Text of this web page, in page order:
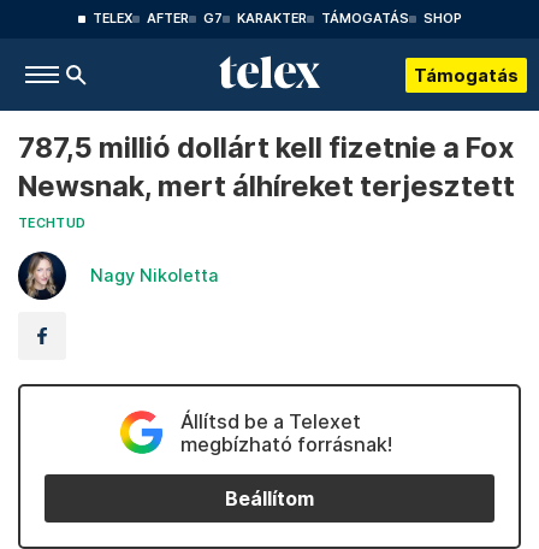
TELEX AFTER G7 KARAKTER TÁMOGATÁS SHOP
Támogatás
787,5 millió dollárt kell fizetnie a Fox
Newsnak, mert álhíreket terjesztett
TECHTUD
Nagy Nikoletta
Állítsd be a Telexet
megbízható forrásnak!
Beállítom